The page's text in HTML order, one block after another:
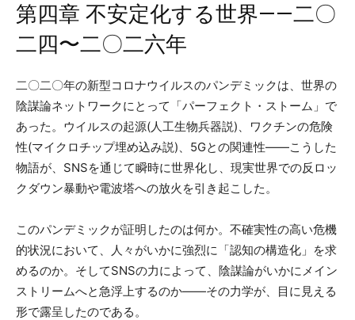
第四章 不安定化する世界——二〇
二四〜二〇二六年
二〇二〇年の新型コロナウイルスのパンデミックは、世界の
陰謀論ネットワークにとって「パーフェクト・ストーム」で
あった。ウイルスの起源(人工生物兵器説)、ワクチンの危険
性(マイクロチップ埋め込み説)、5Gとの関連性——こうした
物語が、SNSを通じて瞬時に世界化し、現実世界での反ロッ
クダウン暴動や電波塔への放火を引き起こした。
このパンデミックが証明したのは何か。不確実性の高い危機
的状況において、人々がいかに強烈に「認知の構造化」を求
めるのか。そしてSNSの力によって、陰謀論がいかにメイン
ストリームへと急浮上するのか——その力学が、目に見える
形で露呈したのである。